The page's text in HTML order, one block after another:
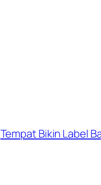
Tempat Bikin Label